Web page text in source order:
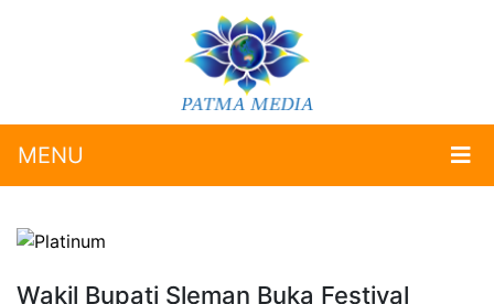
MENU
Wakil Bupati Sleman Buka Festival